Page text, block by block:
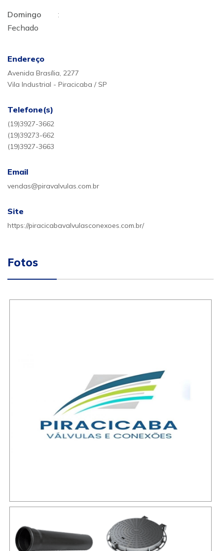
Domingo
:
Fechado
Endereço
Avenida Brasília, 2277
Vila Industrial - Piracicaba / SP
Telefone(s)
(19)3927-3662
(19)39273-662
(19)3927-3663
Email
vendas@piravalvulas.com.br
Site
https://piracicabavalvulasconexoes.com.br/
Fotos